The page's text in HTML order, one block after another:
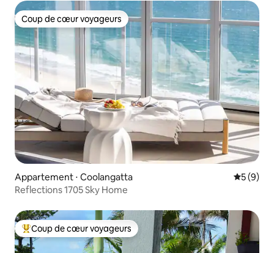
Coup de cœur voyageurs
Coup de cœur voyageurs
Appartement ⋅ Coolangatta
5 (9)
Reflections 1705 Sky Home
Coups de cœur voyageurs les plus appréciés
Coup de cœur voyageurs